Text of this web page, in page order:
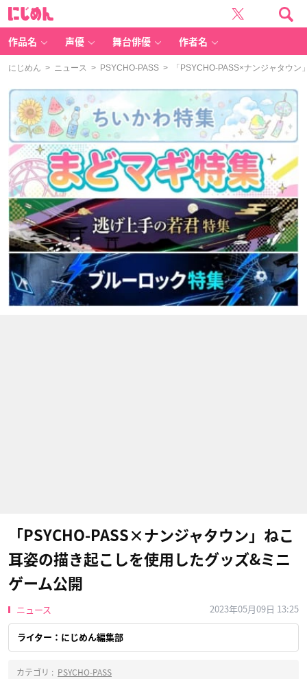
作品名 声優 舞台俳優 作者名
にじめん > ニュース > PSYCHO-PASS > 「PSYCHO-PASS×ナンジャタウン
「PSYCHO-PASS×ナンジャタウン」ねこ
耳姿の描き起こしを使用したグッズ&ミニ
ゲーム公開
ニュース 2023年05月09日 13:25
ライター：にじめん編集部
カテゴリ : PSYCHO-PASS